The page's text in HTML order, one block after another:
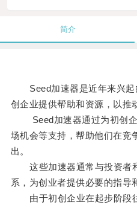
简介
Seed加速器是近年来兴起
创企业提供帮助和资源，以推
Seed加速器通过为初创企
场机会等支持，帮助他们在竞
出。
这些加速器通常与投资者
系，为创业者提供必要的指导
由于初创企业在起步阶段往